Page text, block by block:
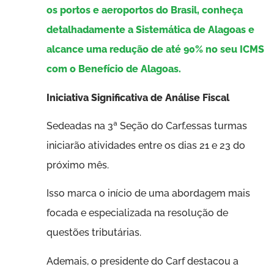
os portos e aeroportos do Brasil, conheça
detalhadamente a Sistemática de Alagoas e
alcance uma redução de até 90% no seu ICMS
com o Benefício de Alagoas.
Iniciativa Significativa de Análise Fiscal
Sedeadas na 3ª Seção do Carf,essas turmas
iniciarão atividades entre os dias 21 e 23 do
próximo mês.
Isso marca o início de uma abordagem mais
focada e especializada na resolução de
questões tributárias.
Ademais, o presidente do Carf destacou a